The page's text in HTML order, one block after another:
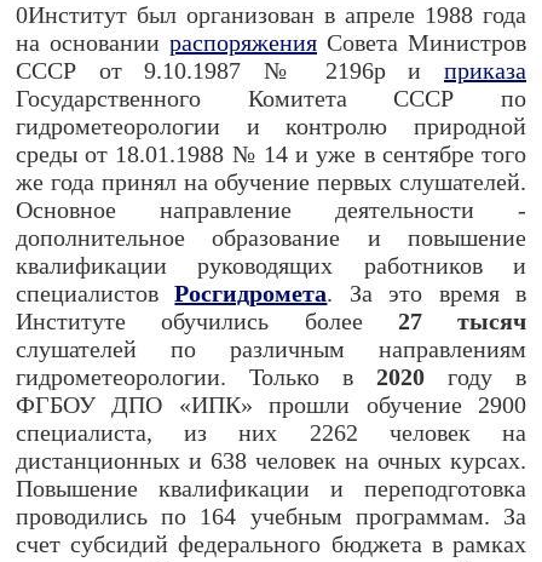
0Институт был организован в апреле 1988 года
на основании распоряжения Совета Министров
СССР от 9.10.1987 № 2196р и приказа
Государственного Комитета СССР по
гидрометеорологии и контролю природной
среды от 18.01.1988 № 14 и уже в сентябре того
же года принял на обучение первых слушателей.
Основное направление деятельности -
дополнительное образование и повышение
квалификации руководящих работников и
специалистовРосгидромета. За это время в
Институте обучились более 27 тысяч
слушателей по различным направлениям
гидрометеорологии. Только в 2020 году в
ФГБОУ ДПО «ИПК» прошли обучение 2900
специалиста, из них 2262 человек на
дистанционных и 638 человек на очных курсах.
Повышение квалификации и переподготовка
проводились по 164 учебным программам. За
счет субсидий федерального бюджета в рамках